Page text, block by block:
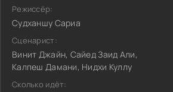
Режиссёр:
Судханшу Сариа
Сценарист:
Винит Джайн, Сайед Заид Али,
Калпеш Дамани, Нидхи Куллу
Сколько идёт: